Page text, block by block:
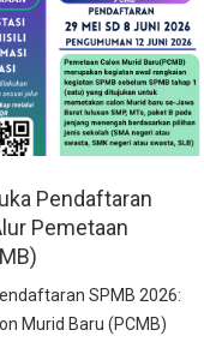
Pendaftaran
Pemetaan
SPMB 2026:
Murid Baru (PCMB)